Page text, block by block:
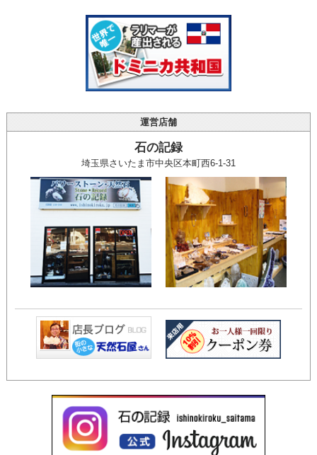
運営店舗
石の記録
埼玉県さいたま市中央区本町西6-1-31